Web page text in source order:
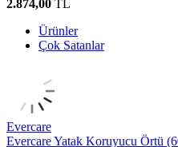
2.874,00 TL
Ürünler
Çok Satanlar
Evercare
Evercare Yatak Koruyucu Örtü